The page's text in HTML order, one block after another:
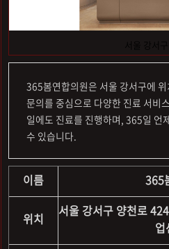
서울 강서구
365봄연합의원은 서울 강서구에
문의를 중심으로 다양한 진료 서비
일에도 진료를 진행하며, 365일 언
수 있습니다.
이름 365
위치
서울 강서구 양천로
업